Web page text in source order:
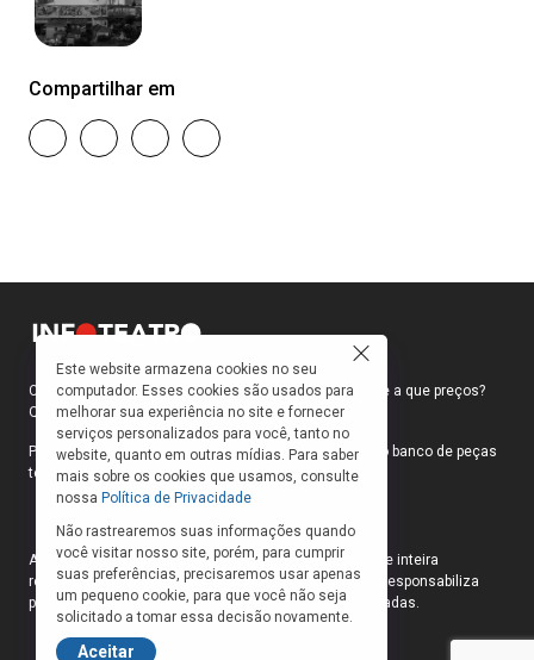
Compartilhar em
Como faço para ir ao teatro? Onde compro ingressos e a que preços?
Quais peças estão em cartaz?
Para responder a essas e outras perguntas, criamos o banco de peças
teatrais do INFOTEATRO.
As informações das peças cadastradas no site são de inteira
responsabilidade das produções. O Infoteatro não se responsabiliza
pela atualização das informações das peças cadastradas.
Este website armazena cookies no seu
computador. Esses cookies são usados para
melhorar sua experiência no site e fornecer
serviços personalizados para você, tanto no
website, quanto em outras mídias. Para saber
mais sobre os cookies que usamos, consulte
nossa Política de Privacidade
Não rastrearemos suas informações quando
você visitar nosso site, porém, para cumprir
suas preferências, precisaremos usar apenas
um pequeno cookie, para que você não seja
solicitado a tomar essa decisão novamente.
Aceitar